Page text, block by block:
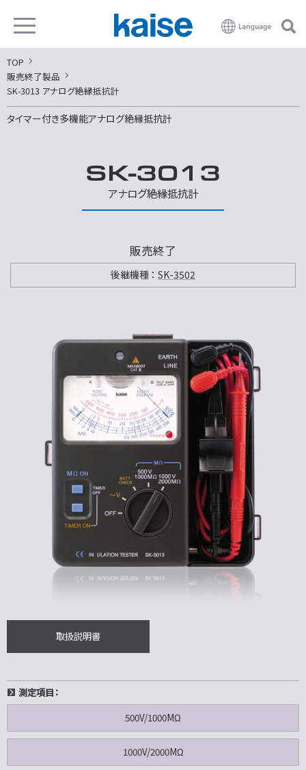
TOP
販売終了製品
SK-3013 アナログ絶縁抵抗計
タイマー付き多機能アナログ絶縁抵抗計
SK-3013
アナログ絶縁抵抗計
販売終了
後継機種 ： SK-3502
取扱説明書
測定項目：
500V/1000MΩ
1000V/2000MΩ